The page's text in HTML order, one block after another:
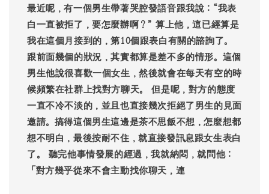
最近呢，有一個男生帶著哭腔發語音跟我說：“我表
白一直被拒了，要怎麼辦啊？” 算上他，這已經算是
我在這個月接到的，第10個跟表白有關的諮詢了。
跟前面幾個的狀況，其實都算是差不多的情形。這個
男生他說很喜歡一個女生，然後就會在每天有空的時
候頻繁在社群上找對方聊天。 但是呢，對方的態度
一直不冷不淡的，並且也直接幾次拒絕了男生的見面
邀請。搞得這個男生這邊是茶不思飯不想，怎麼想都
想不明白，最後按耐不住，就直接發訊息跟女生表白
了。 聽完他事情發展的經過，我就納悶，就問他：
「對方幾乎從來不會主動找你聊天，連